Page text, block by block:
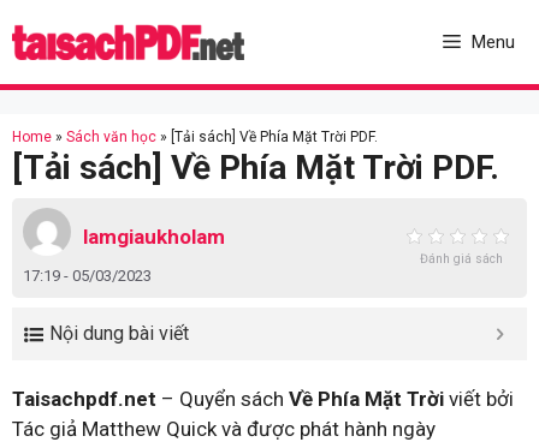
to
Menu
Home » Sách văn học » [Tải sách] Về Phía Mặt Trời PDF.
[Tải sách] Về Phía Mặt Trời PDF.
lamgiaukholam
17:19 - 05/03/2023
Đánh giá sách
Nội dung bài viết
Taisachpdf.net – Quyển sách Về Phía Mặt Trời viết bởi
Tác giả Matthew Quick và được phát hành ngày